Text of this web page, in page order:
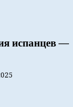
испанцев —